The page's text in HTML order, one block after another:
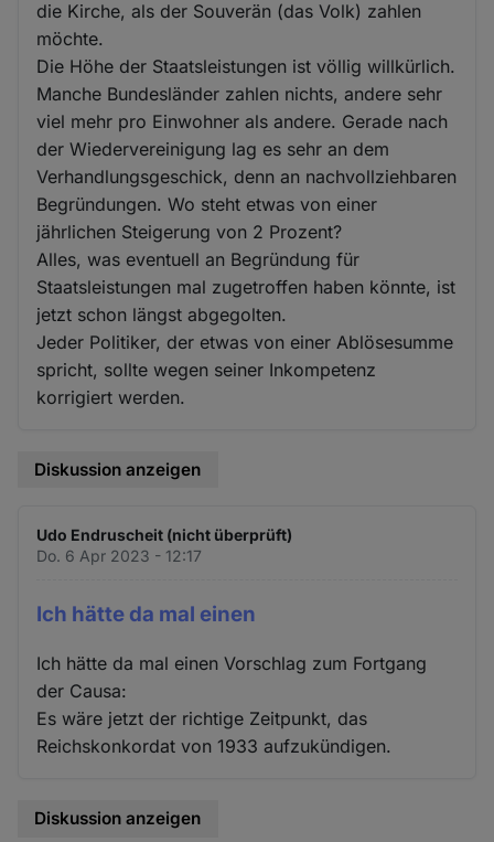
die Kirche, als der Souverän (das Volk) zahlen
möchte.
Die Höhe der Staatsleistungen ist völlig willkürlich.
Manche Bundesländer zahlen nichts, andere sehr
viel mehr pro Einwohner als andere. Gerade nach
der Wiedervereinigung lag es sehr an dem
Verhandlungsgeschick, denn an nachvollziehbaren
Begründungen. Wo steht etwas von einer
jährlichen Steigerung von 2 Prozent?
Alles, was eventuell an Begründung für
Staatsleistungen mal zugetroffen haben könnte, ist
jetzt schon längst abgegolten.
Jeder Politiker, der etwas von einer Ablösesumme
spricht, sollte wegen seiner Inkompetenz
korrigiert werden.
Diskussion anzeigen
Udo Endruscheit (nicht überprüft)
Do. 6 Apr 2023 - 12:17
Ich hätte da mal einen
Ich hätte da mal einen Vorschlag zum Fortgang
der Causa:
Es wäre jetzt der richtige Zeitpunkt, das
Reichskonkordat von 1933 aufzukündigen.
Diskussion anzeigen